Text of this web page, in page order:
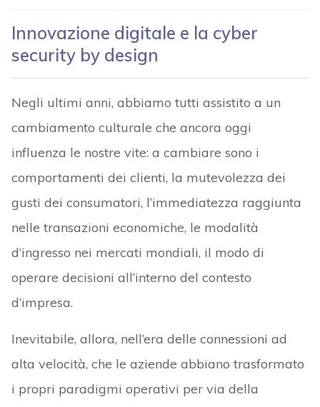
Innovazione digitale e la cyber
security by design
Negli ultimi anni, abbiamo tutti assistito a un
cambiamento culturale che ancora oggi
influenza le nostre vite: a cambiare sono i
comportamenti dei clienti, la mutevolezza dei
gusti dei consumatori, l’immediatezza raggiunta
nelle transazioni economiche, le modalità
d’ingresso nei mercati mondiali, il modo di
operare decisioni all’interno del contesto
d’impresa.
Inevitabile, allora, nell’era delle connessioni ad
alta velocità, che le aziende abbiano trasformato
i propri paradigmi operativi per via della